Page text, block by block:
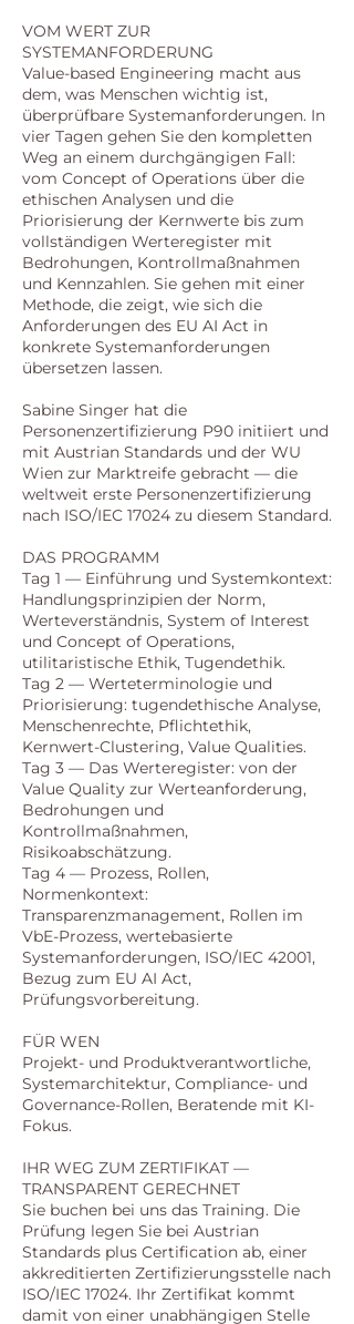
VOM WERT ZUR
SYSTEMANFORDERUNG
Value-based Engineering macht aus
dem, was Menschen wichtig ist,
überprüfbare Systemanforderungen. In
vier Tagen gehen Sie den kompletten
Weg an einem durchgängigen Fall:
vom Concept of Operations über die
ethischen Analysen und die
Priorisierung der Kernwerte bis zum
vollständigen Werteregister mit
Bedrohungen, Kontrollmaßnahmen
und Kennzahlen. Sie gehen mit einer
Methode, die zeigt, wie sich die
Anforderungen des EU AI Act in
konkrete Systemanforderungen
übersetzen lassen.
Sabine Singer hat die
Personenzertifizierung P90 initiiert und
mit Austrian Standards und der WU
Wien zur Marktreife gebracht — die
weltweit erste Personenzertifizierung
nach ISO/IEC 17024 zu diesem Standard.
DAS PROGRAMM
Tag 1 — Einführung und Systemkontext:
Handlungsprinzipien der Norm,
Werteverständnis, System of Interest
und Concept of Operations,
utilitaristische Ethik, Tugendethik.
Tag 2 — Werteterminologie und
Priorisierung: tugendethische Analyse,
Menschenrechte, Pflichtethik,
Kernwert-Clustering, Value Qualities.
Tag 3 — Das Werteregister: von der
Value Quality zur Werteanforderung,
Bedrohungen und
Kontrollmaßnahmen,
Risikoabschätzung.
Tag 4 — Prozess, Rollen,
Normenkontext:
Transparenzmanagement, Rollen im
VbE-Prozess, wertebasierte
Systemanforderungen, ISO/IEC 42001,
Bezug zum EU AI Act,
Prüfungsvorbereitung.
FÜR WEN
Projekt- und Produktverantwortliche,
Systemarchitektur, Compliance- und
Governance-Rollen, Beratende mit KI-
Fokus.
IHR WEG ZUM ZERTIFIKAT —
TRANSPARENT GERECHNET
Sie buchen bei uns das Training. Die
Prüfung legen Sie bei Austrian
Standards plus Certification ab, einer
akkreditierten Zertifizierungsstelle nach
ISO/IEC 17024. Ihr Zertifikat kommt
damit von einer unabhängigen Stelle